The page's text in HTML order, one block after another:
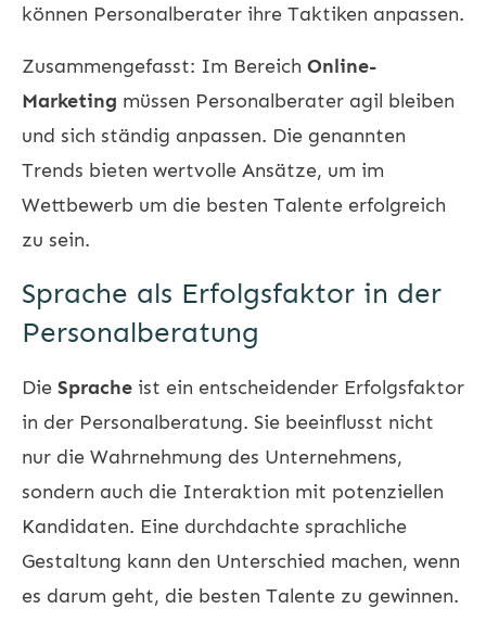
können Personalberater ihre Taktiken anpassen.
Zusammengefasst: Im Bereich Online-
Marketing müssen Personalberater agil bleiben
und sich ständig anpassen. Die genannten
Trends bieten wertvolle Ansätze, um im
Wettbewerb um die besten Talente erfolgreich
zu sein.
Sprache als Erfolgsfaktor in der
Personalberatung
Die Sprache ist ein entscheidender Erfolgsfaktor
in der Personalberatung. Sie beeinflusst nicht
nur die Wahrnehmung des Unternehmens,
sondern auch die Interaktion mit potenziellen
Kandidaten. Eine durchdachte sprachliche
Gestaltung kann den Unterschied machen, wenn
es darum geht, die besten Talente zu gewinnen.